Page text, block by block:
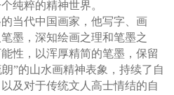
纯粹的精神世界。
代中国画家，他写字、画
墨，深知绘画之理和笔墨之
性，以浑厚精简的笔墨，保留
朗”的山水画精神表象，持续了自
及对于传统文人高士情结的自